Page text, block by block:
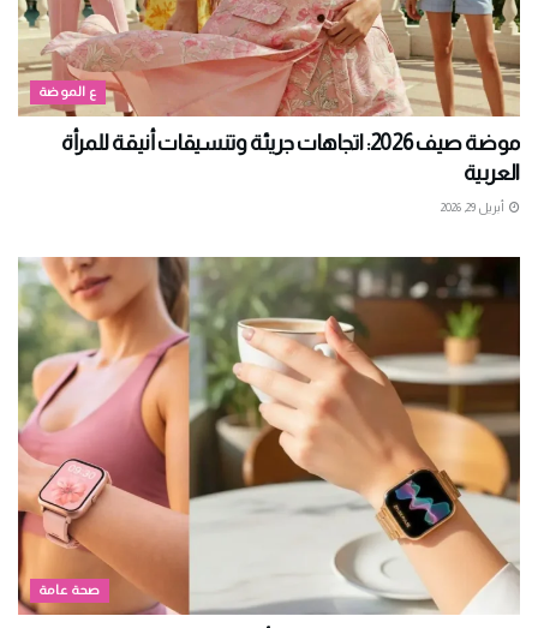
ع الموضة
موضة صيف 2026: اتجاهات جريئة وتنسيقات أنيقة للمرأة
العربية
أبريل 29, 2026
صحة عامة